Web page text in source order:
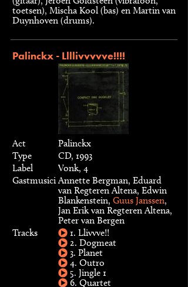
toetsen), Mischa Kool (bas) en Martin van
Duynhoven (drums).
Palinckx - Llllivvvvve!!!!
Act
Palinckx
Type
CD, 1993
Label
Vonk, 4
Gastmusici Annette Bergman, Eduard
van Regteren Altena, Edwin
Blankenstein, Guus Janssen,
Jan Erik van Regteren Altena,
Peter van Bergen
Tracks
1. Llivvve!!
2. Dogmeat
3. Planet
4. Outro
5. Jingle 1
6. Quartet